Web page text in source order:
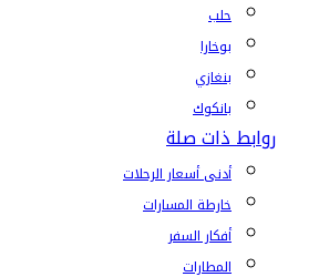
حلب
بوخارا
بنغازي
بانكوك
روابط ذات صلة
أدنى أسعار الرحلات
خارطة المسارات
أفكار السفر
المطارات